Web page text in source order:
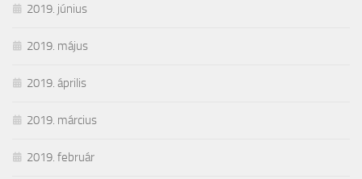
2019. június
2019. május
2019. április
2019. március
2019. február